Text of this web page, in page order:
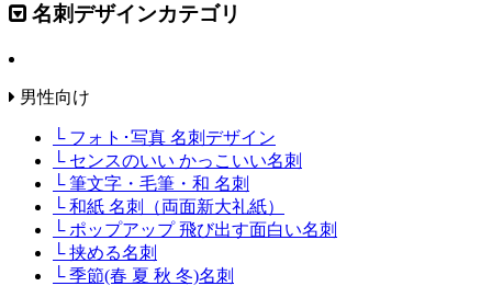
名刺デザインカテゴリ
男性向け
└ フォト･写真 名刺デザイン
└ センスのいい かっこいい名刺
└ 筆文字・毛筆・和 名刺
└ 和紙 名刺（両面新大礼紙）
└ ポップアップ 飛び出す面白い名刺
└ 挟める名刺
└ 季節(春 夏 秋 冬)名刺